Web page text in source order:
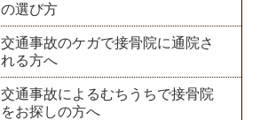
の選び方
交通事故のケガで接骨院に通院さ
れる方へ
交通事故によるむちうちで接骨院
をお探しの方へ